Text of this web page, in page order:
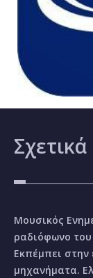
Σχετικά
Μουσικός
ραδιόφωνο του
Εκπέμπει στην
μηχανήματα.